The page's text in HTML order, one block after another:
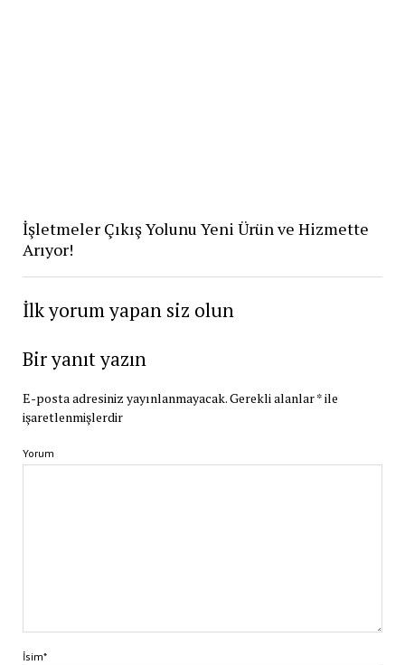
İşletmeler Çıkış Yolunu Yeni Ürün ve Hizmette
Arıyor!
İlk yorum yapan siz olun
Bir yanıt yazın
E-posta adresiniz yayınlanmayacak.Gerekli alanlar*ile
işaretlenmişlerdir
Yorum
İsim*